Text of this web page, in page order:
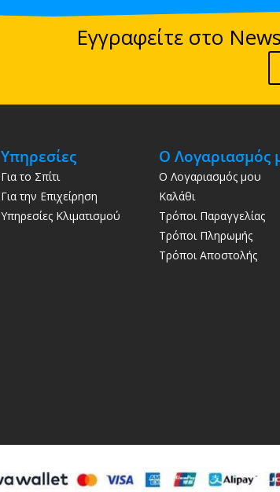
Εγγραφείτε στο
Υπηρεσίες
Για το Σπίτι
Για την Επιχείρηση
Υπηρεσίες Κλιματισμού
Ο Λογαριασμός
Ο Λογαριασμός μου
Καλάθι
Τρόποι Παραγγελίας
Τρόποι Πληρωμής
Τρόποι Αποστολής